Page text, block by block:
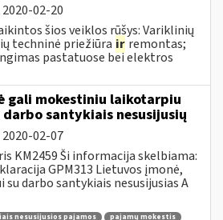
2020-02-20
šios veiklos rūšys: Variklinių
techninė priežiūra ir remontas;
pastatuose bei elektros
gali mokestiniu laikotarpiu
darbo santykiais nesusijusių
2020-02-07
KM2459 Ši informacija skelbiama:
GPM313 Lietuvos įmonė,
darbo santykiais nesusijusias A
nesusijusios pajamos pajamų mokestis